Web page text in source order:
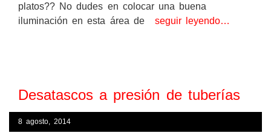
platos?? No dudes en colocar una buena
iluminación en esta área de
seguir leyendo…
Desatascos a presión de tuberías
8 agosto, 2014